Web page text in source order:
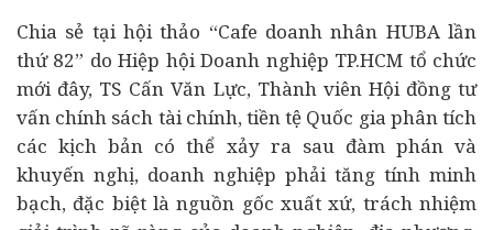
Chia sẻ tại hội thảo “Cafe doanh nhân HUBA lần
thứ 82” do Hiệp hội Doanh nghiệp TP.HCM tổ chức
mới đây, TS Cấn Văn Lực, Thành viên Hội đồng tư
vấn chính sách tài chính, tiền tệ Quốc gia phân tích
các kịch bản có thể xảy ra sau đàm phán và
khuyến nghị, doanh nghiệp phải tăng tính minh
bạch, đặc biệt là nguồn gốc xuất xứ, trách nhiệm